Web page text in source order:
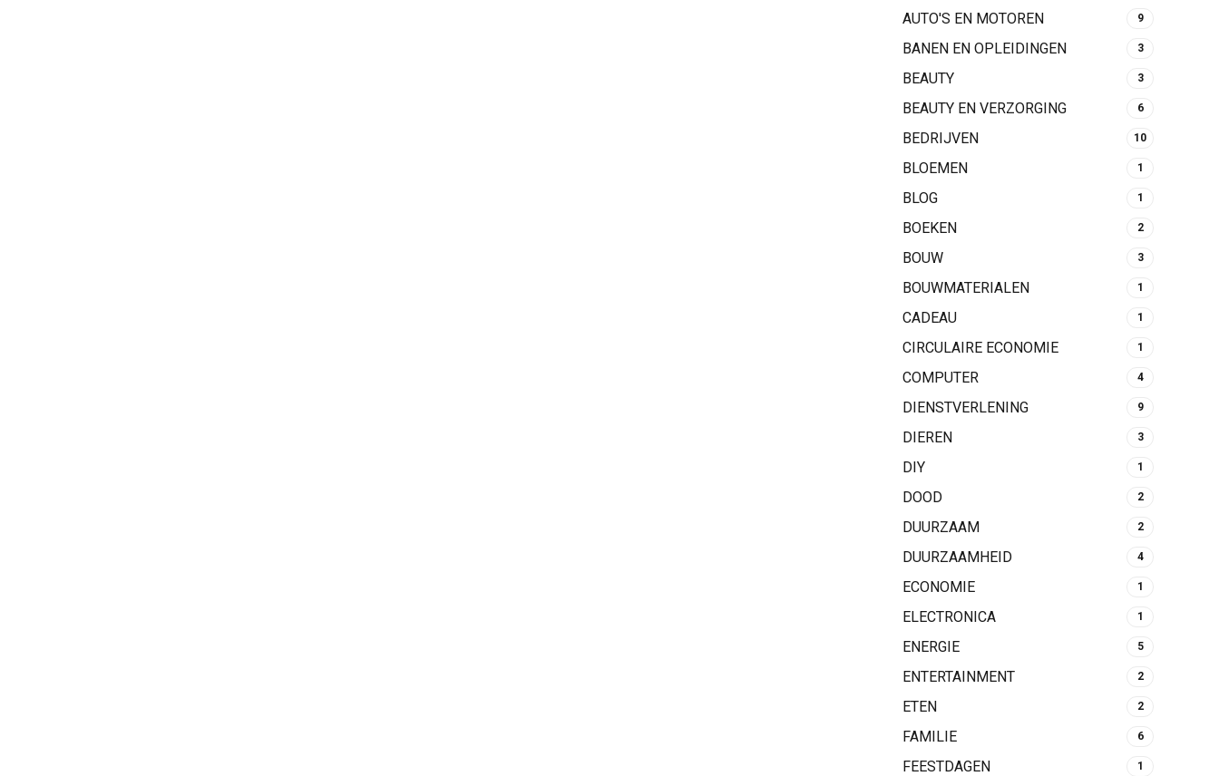
AUTO'S EN MOTOREN 9
BANEN EN OPLEIDINGEN 3
BEAUTY 3
BEAUTY EN VERZORGING 6
BEDRIJVEN 10
BLOEMEN 1
BLOG 1
BOEKEN 2
BOUW 3
BOUWMATERIALEN 1
CADEAU 1
CIRCULAIRE ECONOMIE 1
COMPUTER 4
DIENSTVERLENING 9
DIEREN 3
DIY 1
DOOD 2
DUURZAAM 2
DUURZAAMHEID 4
ECONOMIE 1
ELECTRONICA 1
ENERGIE 5
ENTERTAINMENT 2
ETEN 2
FAMILIE 6
FEESTDAGEN 1